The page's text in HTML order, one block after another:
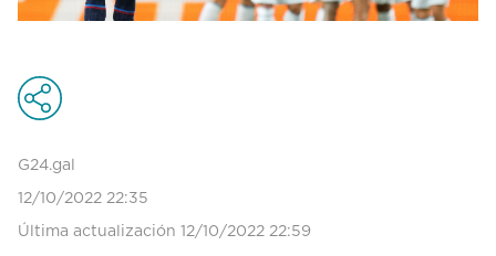
G24.gal
12/10/2022 22:35
Última actualización 12/10/2022 22:59